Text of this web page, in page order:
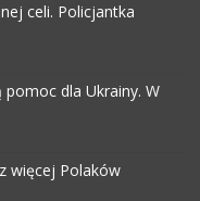
celi. Policjantka
dla Ukrainy. W
więcej Polaków